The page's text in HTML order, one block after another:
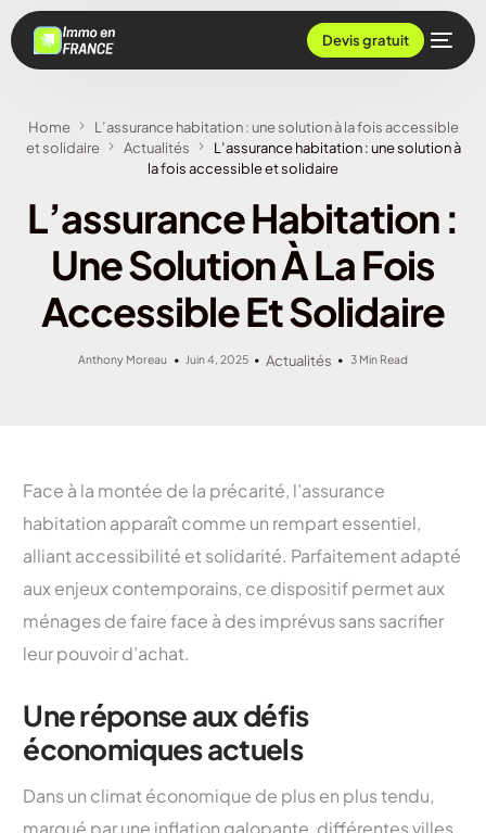
Devis gratuit
Home
L’assurance habitation : une solution à la fois accessible
et solidaire
Actualités
L’assurance habitation : une solution à
la fois accessible et solidaire
L’assurance Habitation :
Une Solution À La Fois
Accessible Et Solidaire
Anthony Moreau Juin 4, 2025 Actualités 3 Min Read
Face à la montée de la précarité, l’assurance
habitation apparaît comme un rempart essentiel,
alliant accessibilité et solidarité. Parfaitement adapté
aux enjeux contemporains, ce dispositif permet aux
ménages de faire face à des imprévus sans sacrifier
leur pouvoir d’achat.
Une réponse aux défis
économiques actuels
Dans un climat économique de plus en plus tendu,
marqué par une inflation galopante, différentes villes